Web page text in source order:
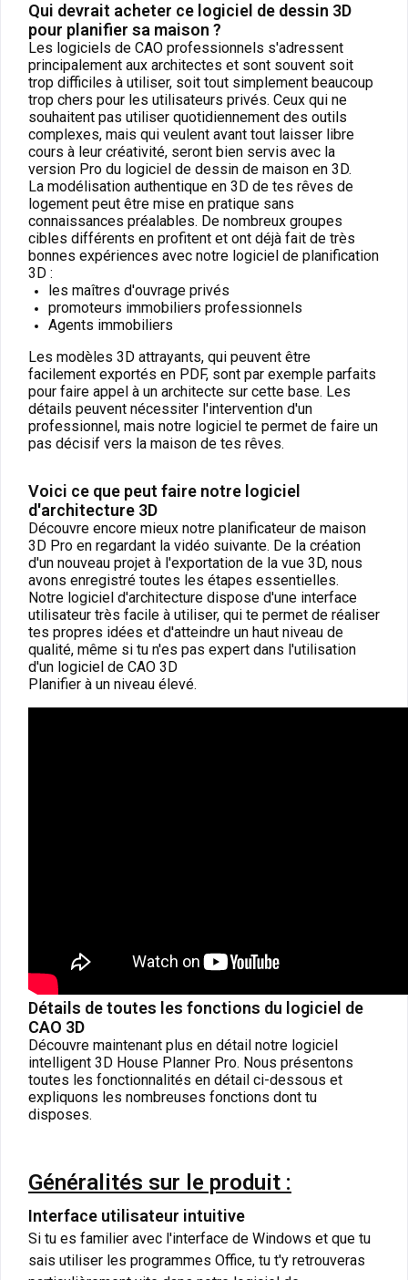
Qui devrait acheter ce logiciel de dessin 3D
pour planifier sa maison ?
Les logiciels de CAO professionnels s'adressent
principalement aux architectes et sont souvent soit
trop difficiles à utiliser, soit tout simplement beaucoup
trop chers pour les utilisateurs privés. Ceux qui ne
souhaitent pas utiliser quotidiennement des outils
complexes, mais qui veulent avant tout laisser libre
cours à leur créativité, seront bien servis avec la
version Pro du logiciel de dessin de maison en 3D.
La modélisation authentique en 3D de tes rêves de
logement peut être mise en pratique sans
connaissances préalables. De nombreux groupes
cibles différents en profitent et ont déjà fait de très
bonnes expériences avec notre logiciel de planification
3D :
les maîtres d'ouvrage privés
promoteurs immobiliers professionnels
Agents immobiliers
Les modèles 3D attrayants, qui peuvent être
facilement exportés en PDF, sont par exemple parfaits
pour faire appel à un architecte sur cette base. Les
détails peuvent nécessiter l'intervention d'un
professionnel, mais notre logiciel te permet de faire un
pas décisif vers la maison de tes rêves.
Voici ce que peut faire notre logiciel
d'architecture 3D
Découvre encore mieux notre planificateur de maison
3D Pro en regardant la vidéo suivante. De la création
d'un nouveau projet à l'exportation de la vue 3D, nous
avons enregistré toutes les étapes essentielles.
Notre logiciel d'architecture dispose d'une interface
utilisateur très facile à utiliser, qui te permet de réaliser
tes propres idées et d'atteindre un haut niveau de
qualité, même si tu n'es pas expert dans l'utilisation
d'un logiciel de CAO 3D
Planifier à un niveau élevé.
Détails de toutes les fonctions du logiciel de
CAO 3D
Découvre maintenant plus en détail notre logiciel
intelligent 3D House Planner Pro. Nous présentons
toutes les fonctionnalités en détail ci-dessous et
expliquons les nombreuses fonctions dont tu
disposes.
Généralités sur le produit :
Interface utilisateur intuitive
Si tu es familier avec l'interface de Windows et que tu
sais utiliser les programmes Office, tu t'y retrouveras